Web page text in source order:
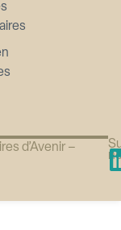
d’Avenir –